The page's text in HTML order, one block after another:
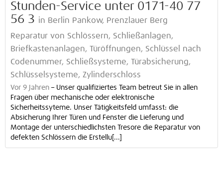
Stunden-Service unter 0171-40 77
56 3 in Berlin Pankow, Prenzlauer Berg
Reparatur von Schlössern, Schließanlagen,
Briefkastenanlagen, Türöffnungen, Schlüssel nach
Codenummer, Schließsysteme, Türabsicherung,
Schlüsselsysteme, Zylinderschloss
Vor 9 Jahren – Unser qualifiziertes Team betreut Sie in allen
Fragen über mechanische oder elektronische
Sicherheitssyteme. Unser Tätigkeitsfeld umfasst: die
Absicherung Ihrer Türen und Fenster die Lieferung und
Montage der unterschiedlichsten Tresore die Reparatur von
defekten Schlössern die Erstellu[...]